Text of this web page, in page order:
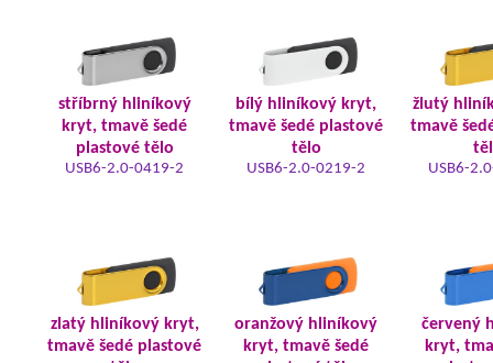
stříbrný hliníkový
kryt, tmavě šedé
plastové tělo
USB6-2.0-0419-2
bílý hliníkový kryt,
tmavě šedé plastové
tělo
USB6-2.0-0219-2
žlutý
tmavě
USB6-
zlatý hliníkový kryt,
tmavě šedé plastové
oranžový hliníkový
kryt, tmavě šedé
červený
kryt,